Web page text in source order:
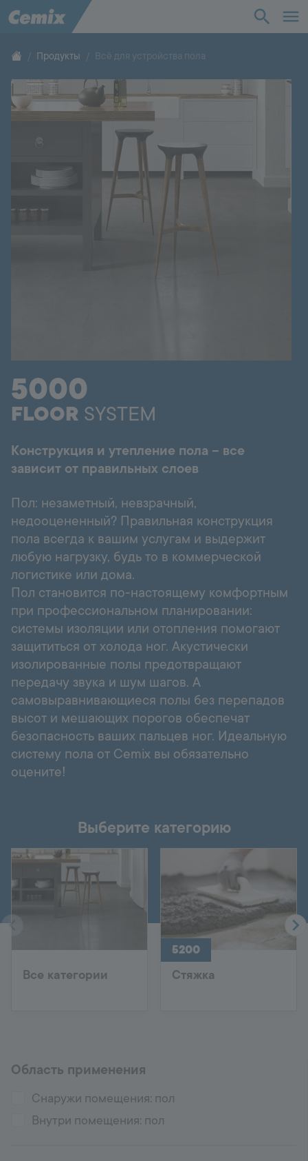
Решения
Поддержка
О нас
Uzbekistan
Продукты Всё для устройства пола
5000
FLOOR SYSTEM
Конструкция и утепление пола – все
зависит от правильных слоев
Пол: незаметный, невзрачный,
недооцененный? Правильная конструкция
пола всегда к вашим услугам и выдержит
любую нагрузку, будь то в коммерческой
логистике или дома.
Пол становится по-настоящему комфортным
при профессиональном планировании:
системы изоляции или отопления помогают
защититься от холода ног. Акустически
изолированные полы предотвращают
передачу звука и шум шагов. А
самовыравнивающиеся полы без перепадов
высот и мешающих порогов обеспечат
безопасность ваших пальцев ног. Идеальную
систему пола от Cemix вы обязательно
оцените!
Выберите категорию
Все категории
5200
Стяжка
Область применения
Снаружи помещения: пол
Внутри помещения: пол